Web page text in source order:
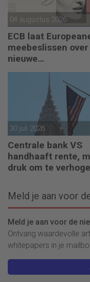
04 augustus 2026
ECB laat
meebeslissen over
nieuwe
eurobankbiljetten
30 juli 2026
Centrale bank VS
handhaaft rente,
druk om te
Meld je aan voor
Meld je aan voor de
Ontvang waardevolle
whitepapers in je